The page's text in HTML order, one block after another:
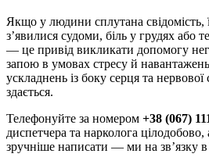
Якщо у людини сплутана свідомість,
з’явилися судоми, біль у грудях або
— це привід викликати допомогу
запою в умовах стресу й
ускладнень із боку серця та
здається.
Телефонуйте за номером +38 (067)
диспетчера та нарколога
зручніше написати — ми на зв’язку в